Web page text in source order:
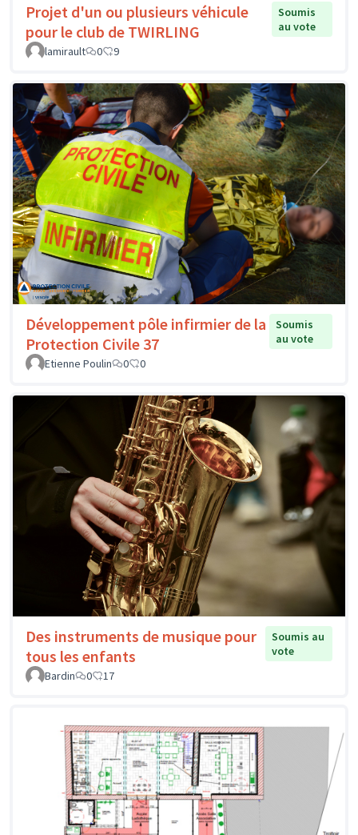
Projet d'un ou plusieurs véhicule
pour le club de TWIRLING
Soumis
au vote
lamirault
0 9
Développement pôle infirmier de la
Protection Civile 37
Soumis
au vote
Etienne Poulin
0 0
Des instruments de musique pour
tous les enfants
Soumis au
vote
Bardin
0 17